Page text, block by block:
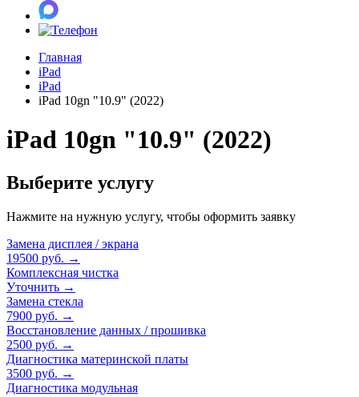
Главная
iPad
iPad
iPad 10gn "10.9" (2022)
iPad 10gn "10.9" (2022)
Выберите услугу
Нажмите на нужную услугу, чтобы оформить заявку
Замена дисплея / экрана
19500 руб. →
Комплексная чистка
Уточнить →
Замена стекла
7900 руб. →
Восстановление данных / прошивка
2500 руб. →
Диагностика материнской платы
3500 руб. →
Диагностика модульная